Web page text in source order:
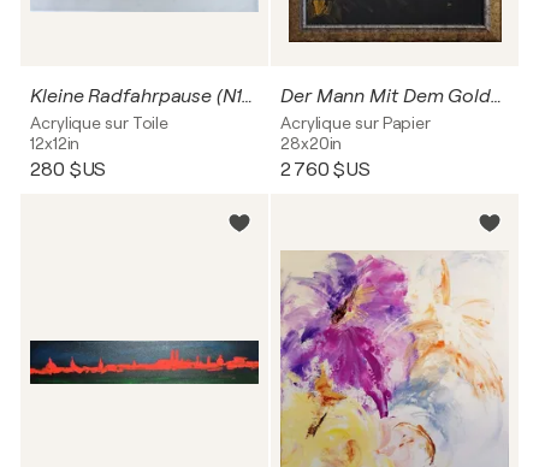
Kleine Radfahrpause (N1084)
Acrylique sur Toile
12x12in
280 $US
Der Mann Mit Dem Goldhelm (Rembrandt) - mit dem Finger gemalt
Acrylique sur Papier
28x20in
2 760 $US